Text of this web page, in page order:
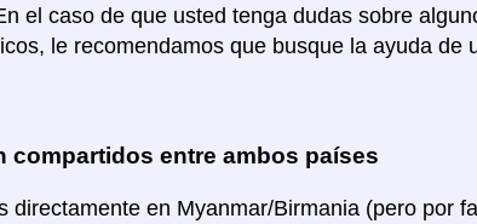
el caso de que usted tenga dudas sobre
le recomendamos que busque la ayuda de
entre ambos países
directamente en Myanmar/Birmania (pero por